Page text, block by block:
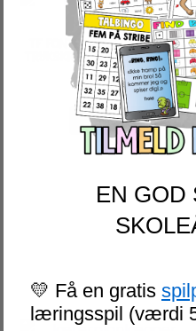
TF FONTE | FONTE TIL SKOLE;
TRYKSKRIFT 2 SKRIVERETNING
50kr.
LÆS MERE
EN GOD
💛 Få en gratis
læringsspil (værdi